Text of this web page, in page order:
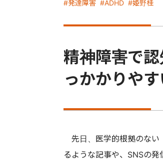
#発達障害 #ADHD #姫野桂
精神障害で
っかかりやす
先日、医学的根拠のない
るような記事や、SNSの